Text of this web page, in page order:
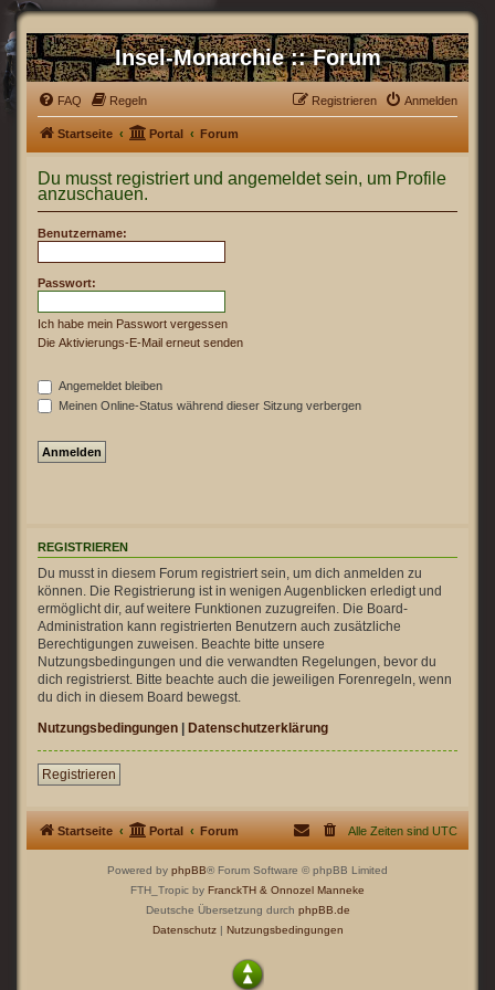
Insel-Monarchie :: Forum
FAQ Regeln Anmelden
Registrieren
Startseite Portal Forum
Du musst registriert und angemeldet sein, um Profile
anzuschauen.
Benutzername:
Passwort:
Ich habe mein Passwort vergessen
Die Aktivierungs-E-Mail erneut senden
Angemeldet bleiben
Meinen Online-Status während dieser Sitzung verbergen
REGISTRIEREN
Du musst in diesem Forum registriert sein, um dich anmelden zu
können. Die Registrierung ist in wenigen Augenblicken erledigt und
ermöglicht dir, auf weitere Funktionen zuzugreifen. Die Board-
Administration kann registrierten Benutzern auch zusätzliche
Berechtigungen zuweisen. Beachte bitte unsere
Nutzungsbedingungen und die verwandten Regelungen, bevor du
dich registrierst. Bitte beachte auch die jeweiligen Forenregeln, wenn
du dich in diesem Board bewegst.
Nutzungsbedingungen | Datenschutzerklärung
Registrieren
Startseite Portal Forum Alle Zeiten sind UTC
Powered by phpBB® Forum Software © phpBB Limited
FTH_Tropic by FranckTH & Onnozel Manneke
Deutsche Übersetzung durch phpBB.de
Datenschutz| Nutzungsbedingungen